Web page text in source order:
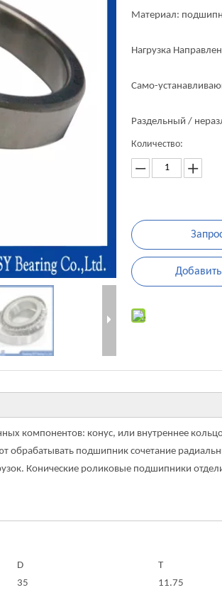
Материал:
Нагрузка
Само-
Раздельный /
Количество:
компонентов: конус, или внутреннее
обрабатывать подшипник сочетание
Конические роликовые подшипники
D T
35 11.75